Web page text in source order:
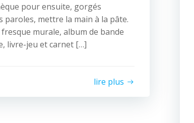
pour ensuite, gorgés
paroles, mettre la main à la pâte.
murale, album de bande
livre-jeu et carnet […]
lire plus